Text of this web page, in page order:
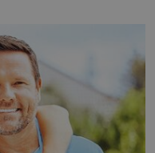
do svého života